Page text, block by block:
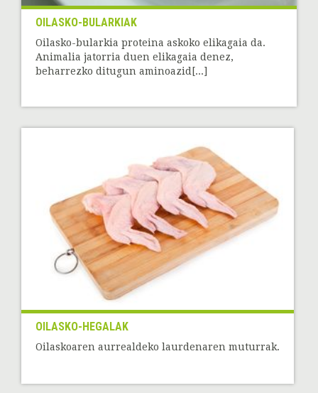
OILASKO-BULARKIAK
Oilasko-bularkia proteina askoko elikagaia da.
Animalia jatorria duen elikagaia denez,
beharrezko ditugun aminoazid[...]
OILASKO-HEGALAK
Oilaskoaren aurrealdeko laurdenaren muturrak.